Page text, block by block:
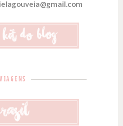
VIAGENS